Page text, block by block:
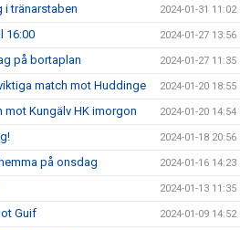
i tränarstaben 2024-01-31 11:02
16:00 2024-01-27 13:56
på bortaplan 2024-01-27 11:35
match mot Huddinge 2024-01-20 18:55
Kungälv HK imorgon 2024-01-20 14:54
2024-01-18 20:56
på onsdag 2024-01-16 14:23
2024-01-13 11:35
Guif 2024-01-09 14:52